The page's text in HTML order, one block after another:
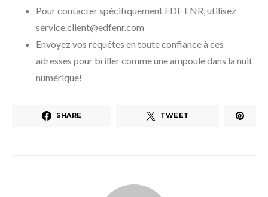
Pour contacter spécifiquement EDF ENR, utilisez
service.client@edfenr.com
Envoyez vos requêtes en toute confiance à ces
adresses pour briller comme une ampoule dans la nuit
numérique!
SHARE TWEET